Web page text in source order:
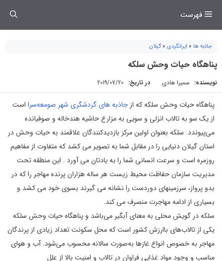
فهرست
جاذبه ها » ایرانگردی »گیلان
پناهگاه حیات وحش سلکه
نویسنده: سمیرا هادی در تاریخ: 2019/07/20
پناهگاه حیات وحش سلکه که از جاذبه های گردشگری شهر صومعه‌سرا است
از یک سو به تالاب انزلی و سویی به مزارع حاشیه هندخاله و صوفیانده
می‌پیوندد. سلکه بعنوان اولین مرکز بازدیدکنندگان علاقمند به حیات وحش در
استان گیلان دنیایی را در مقابل شما به تصویر می کشد که متفاوت از مفاهیم
روزمره است و سرعت انسانی شما را به یادتان می آورد . این منطقه تحت
مدیریت سازمان حفاظت محیط زیست هر ساله هزاران پرنده مهاجر را که در
بدو پرواز، سرزمینهای دوردست را نشانه می گیرند بسوی خود می کشد و
بسیاری از ادامه مهاجرت منصرف می کند.
سلکه در گویش محلی به معنای آبگیر می‌باشد و پناهگاه حیات وحش سلکه
یکی از تالاب‌های باارزش کشور است که محل سکونت تعداد زیادی از پرندگان
مهاجر به خصوص انواع غازها به‌صورت سالانه محسوب می‌شود. آب و هوای
مناسب و وجود مواد غذایی فراوان در تالاب و امنیت بالا از علل